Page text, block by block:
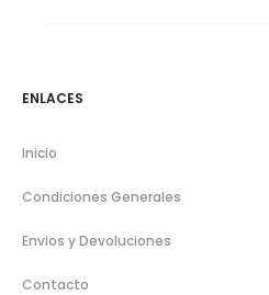
ENLACES
Inicio
Condiciones Generales
Envios y Devoluciones
Contacto